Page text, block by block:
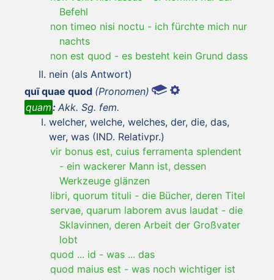
Befehl
non timeo nisi noctu - ich fürchte mich nur
nachts
non est quod - es besteht kein Grund dass
nein (als Antwort)
quī quae quod (Pronomen)
quam: Akk. Sg. fem.
welcher, welche, welches, der, die, das,
wer, was (IND. Relativpr.)
vir bonus est, cuius ferramenta splendent
- ein wackerer Mann ist, dessen
Werkzeuge glänzen
libri, quorum tituli - die Bücher, deren Titel
servae, quarum laborem avus laudat - die
Sklavinnen, deren Arbeit der Großvater
lobt
quod ... id - was ... das
quod maius est - was noch wichtiger ist